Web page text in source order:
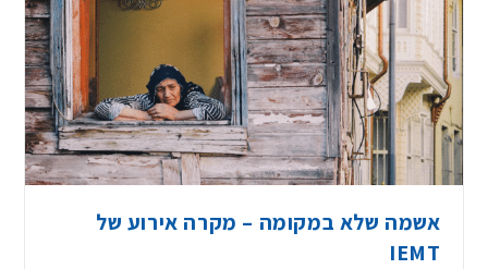
אשמה שלא במקומה – מקרה אירוע של
IEMT